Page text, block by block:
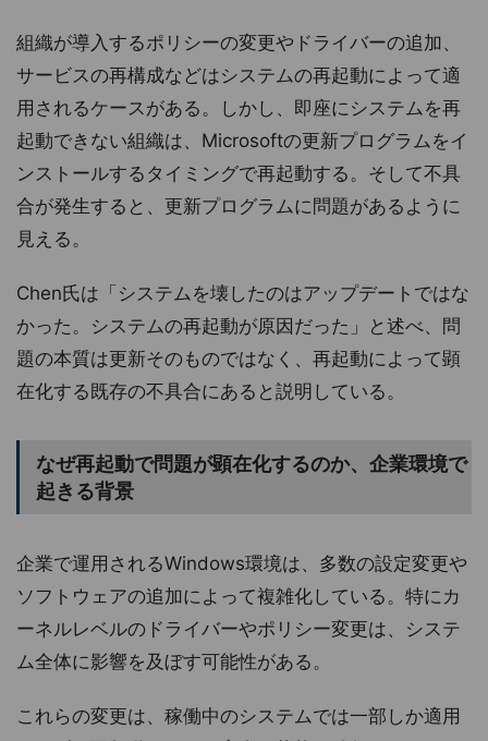
組織が導入するポリシーの変更やドライバーの追加、
サービスの再構成などはシステムの再起動によって適
用されるケースがある。しかし、即座にシステムを再
起動できない組織は、Microsoftの更新プログラムをイ
ンストールするタイミングで再起動する。そして不具
合が発生すると、更新プログラムに問題があるように
見える。
Chen氏は「システムを壊したのはアップデートではな
かった。システムの再起動が原因だった」と述べ、問
題の本質は更新そのものではなく、再起動によって顕
在化する既存の不具合にあると説明している。
なぜ再起動で問題が顕在化するのか、企業環境で
起きる背景
企業で運用されるWindows環境は、多数の設定変更や
ソフトウェアの追加によって複雑化している。特にカ
ーネルレベルのドライバーやポリシー変更は、システ
ム全体に影響を及ぼす可能性がある。
これらの変更は、稼働中のシステムでは一部しか適用